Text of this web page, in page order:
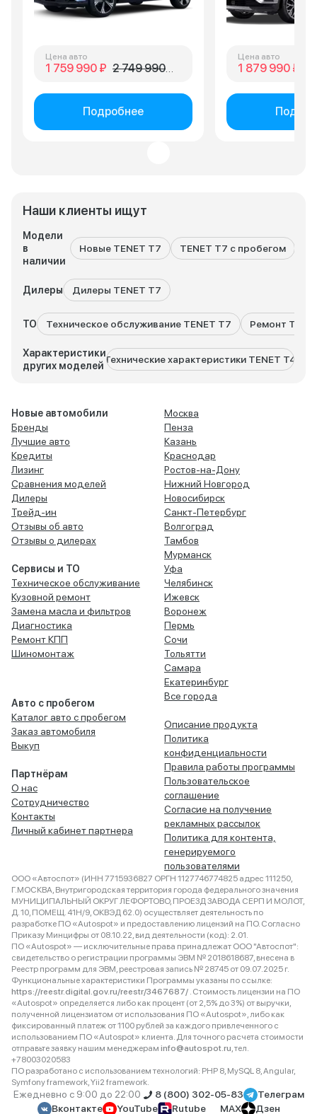
Наши клиенты ищут
Модели
в
наличии
Новые TENET T7 TENET T7 с пробегом
Дилеры Дилеры TENET T7
ТО Техническое обслуживание TENET T7 Ремонт
Характеристики
других моделей
Технические характеристики TENET T4
Цена авто
1 759 990 ₽ 2 749 990 ₽
Подробнее
Цена авто
1 879 990 ₽
Новые автомобили
Бренды
Лучшие авто
Кредиты
Лизинг
Сравнения моделей
Дилеры
Трейд-ин
Отзывы об авто
Отзывы о дилерах
Сервисы и ТО
Техническое обслуживание
Кузовной ремонт
Замена масла и фильтров
Диагностика
Ремонт КПП
Шиномонтаж
Авто с пробегом
Каталог авто с пробегом
Заказ автомобиля
Выкуп
Партнёрам
О нас
Сотрудничество
Контакты
Личный кабинет партнера
Москва
Пенза
Казань
Краснодар
Ростов-на-Дону
Нижний Новгород
Новосибирск
Санкт-Петербург
Волгоград
Тамбов
Мурманск
Уфа
Челябинск
Ижевск
Воронеж
Пермь
Сочи
Тольятти
Самара
Екатеринбург
Все города
Описание продукта
Политика
конфиденциальности
Правила работы программы
Пользовательское
соглашение
Согласие на получение
рекламных рассылок
Политика для контента,
генерируемого
пользователями
ООО «Автоспот» (ИНН 7715936827 ОРГН 1127746774825 адрес 111250,
Г.МОСКВА, Внутригородская территория города федерального значения
МУНИЦИПАЛЬНЫЙ ОКРУГ ЛЕФОРТОВО, ПРОЕЗД ЗАВОДА СЕРП И МОЛОТ,
Д. 10, ПОМЕЩ. 41Н/9, ОКВЭД 62.0) осуществляет деятельность по
разработке ПО «Autospot» и предоставлению лицензий на ПО. Согласно
Приказу Минцифры от 08.10.22, вид деятельности (код): 2.01.
ПО «Autospot» — исключительные права принадлежат ООО "Автоспот":
свидетельство о регистрации программы ЭВМ № 2018618687, внесена в
Реестр программ для ЭВМ, реестровая запись № 28745 от 09.07.2025 г.
Функциональные характеристики Программы указаны по ссылке:
https://reestr.digital.gov.ru/reestr/3467687/ . Стоимость лицензии на ПО
«Autospot» определяется либо как процент (от 2,5% до 3%) от выручки,
полученной лицензиатом от использования ПО «Autospot», либо как
фиксированный платеж от 1100 рублей за каждого привлеченного с
использованием ПО «Autospot» клиента. Для точного расчета стоимости
отправьте заявку нашим менеджерам info@autospot.ru, тел.
+78003020583
ПО разработано с использованием технологий: PHP 8, MySQL 8, Angular,
Symfony framework, Yii2 framework.
Ежедневно с 9:00 до 22:00 8 (800) 302-05-83
Телеграм
Вконтакте
YouTube Rutube MAX Дзен